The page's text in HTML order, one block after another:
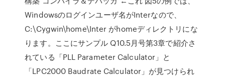
Windowsのログインユーザ名がInterなので、
C:\Cygwin\home\Inter がhomeディレクトリにな
ります。ここにサンプル Q10.5月号第3章で紹介さ
れている「PLL Parameter Calculator」と
「LPC2000 Baudrate Calculator」が見つけられ